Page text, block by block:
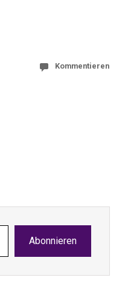
Kommentieren
Abonnieren